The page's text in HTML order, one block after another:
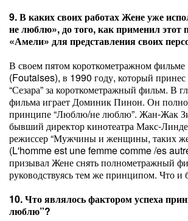
9. В каких своих работах Жене уже
не люблю», до того, как применил этот
«Амели» для представления своих
В своем пятом короткометражном
(Foutaises), в 1990 году, который принес
“Сезара” за короткометражный фильм. В
фильма играет Доминик Пинон. Он
принципе “Люблю/не люблю”. Жан-Жак
бывший директор кинотеатра Макс-
режиссер “Мужчины и женщины, таких же
(L'homme est une femme comme /es
призывал Жене снять полнометражный
руководствуясь тем же принципом. Что и
10. Что являлось фактором успеха
люблю”?